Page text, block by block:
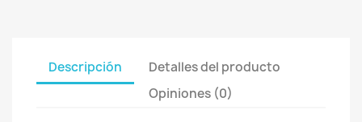
Descripción
Detalles del producto
Opiniones (0)